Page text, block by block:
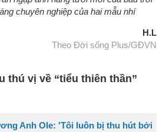
chuyên nghiệp của hai mẫu nhí
H.L
Theo Đời sống Plus/GĐVN
thú vị về “tiểu thiên thần”
Anh Ole: 'Tôi luôn bị thu hút bởi